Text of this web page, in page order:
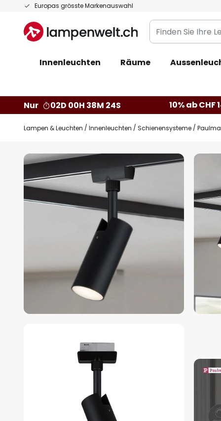
Europas grösste Markenauswahl
Zum
springen
Finden
Sie
Leuchte...
Innenleuchten Räume
Nur
02D 00H 38M 24S 10% ab CHF
Lampen & Leuchten Innenleuchten Schienensysteme
Zum
der
Bildgalerie
springen